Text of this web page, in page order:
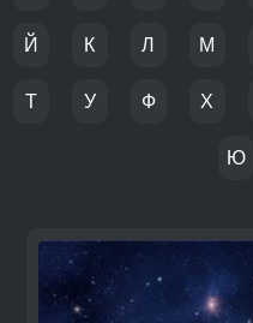
Й К Л М
Т У Ф Х
Ю